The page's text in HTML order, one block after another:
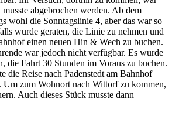
abgebrochen werden. Ab dem
wohl die Sonntagslinie 4, aber das war so
wurde geraten, die Linie zu nehmen und
einen neuen Hin & Wech zu buchen.
war jedoch nicht verfügbar. Es wurde
die Fahrt 30 Stunden im Voraus zu buchen.
die Reise nach Padenstedt am Bahnhof
Um zum Wohnort nach Wittorf zu kommen,
Auch dieses Stück musste dann